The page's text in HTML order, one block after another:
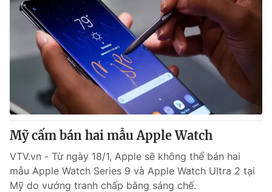
Chất lượng cuộc sống
Học trực tuyến
Hitech Công nghệ tương lai
Sản phẩm
Thị trường
Tư vấn
Giao lưu trực tuyến
Lịch phát sóng
Chuyên mục khác
Emagazine Podcast
Photo Infographic
Mỹ cấm bán hai mẫu Apple Watch
VTV.vn - Từ ngày 18/1, Apple sẽ không thể bán hai
mẫu Apple Watch Series 9 và Apple Watch Ultra 2 tại
Mỹ do vướng tranh chấp bằng sáng chế.